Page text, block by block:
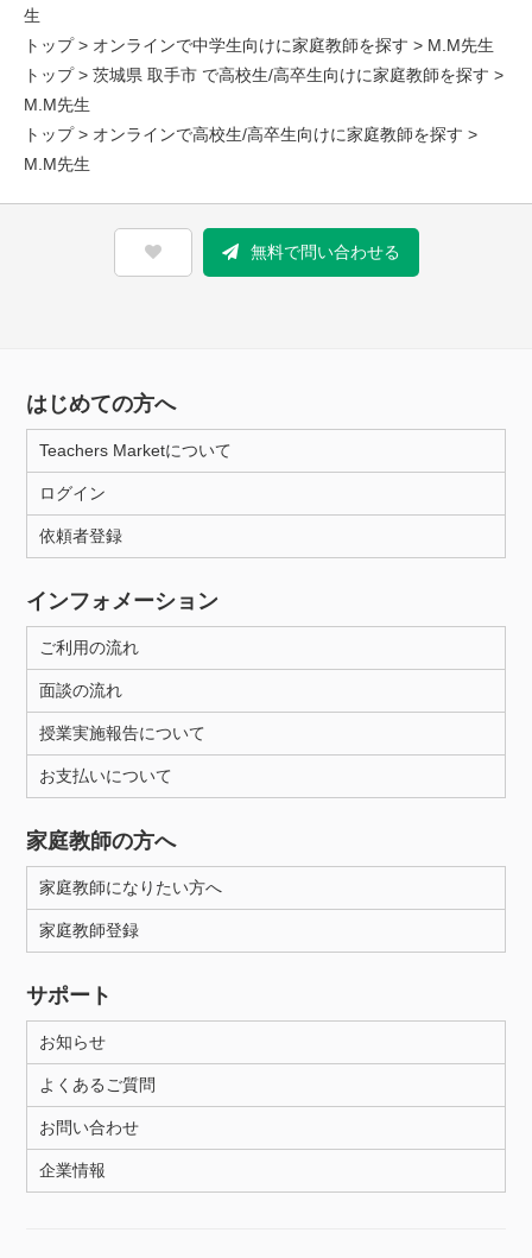
生
トップ> オンラインで中学生向けに家庭教師を探す > M.M先生
トップ> 茨城県 取手市 で高校生/高卒生向けに家庭教師を探す >
M.M先生
トップ> オンラインで高校生/高卒生向けに家庭教師を探す >
M.M先生
無料で問い合わせる
はじめての方へ
Teachers Marketについて
ログイン
依頼者登録
インフォメーション
ご利用の流れ
面談の流れ
授業実施報告について
お支払いについて
家庭教師の方へ
家庭教師になりたい方へ
家庭教師登録
サポート
お知らせ
よくあるご質問
お問い合わせ
企業情報